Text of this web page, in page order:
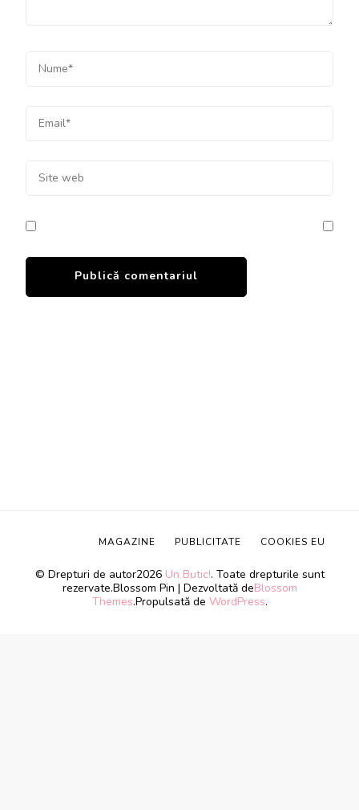
© Drepturi de autor2026 Un Butic!. Toate drepturile sunt
rezervate.Blossom Pin | Dezvoltată deBlossom
Themes.Propulsată de WordPress.
MAGAZINE PUBLICITATE COOKIES EU